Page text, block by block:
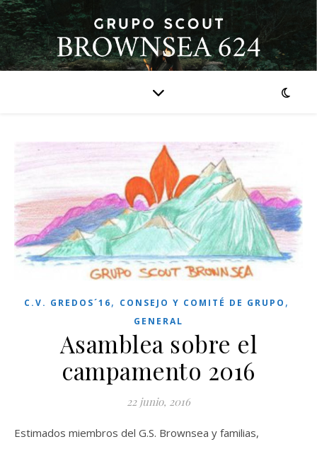
C.V. GREDOS´16, CONSEJO Y COMITÉ DE GRUPO ,
GENERAL
Asamblea sobre el
campamento 2016
22 junio, 2016
Estimados miembros del G.S. Brownsea y familias,